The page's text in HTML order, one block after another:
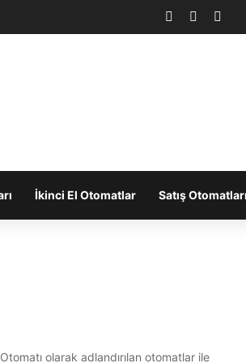
Facebook
İkinci El Otomatlar Satış Otomatları
olarak adlandırılan otomatlar ile